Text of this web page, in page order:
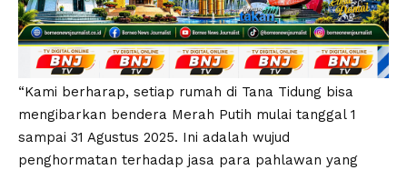
“Kami berharap, setiap rumah di Tana Tidung bisa
mengibarkan bendera Merah Putih mulai tanggal 1
sampai 31 Agustus 2025. Ini adalah wujud
penghormatan terhadap jasa para pahlawan yang